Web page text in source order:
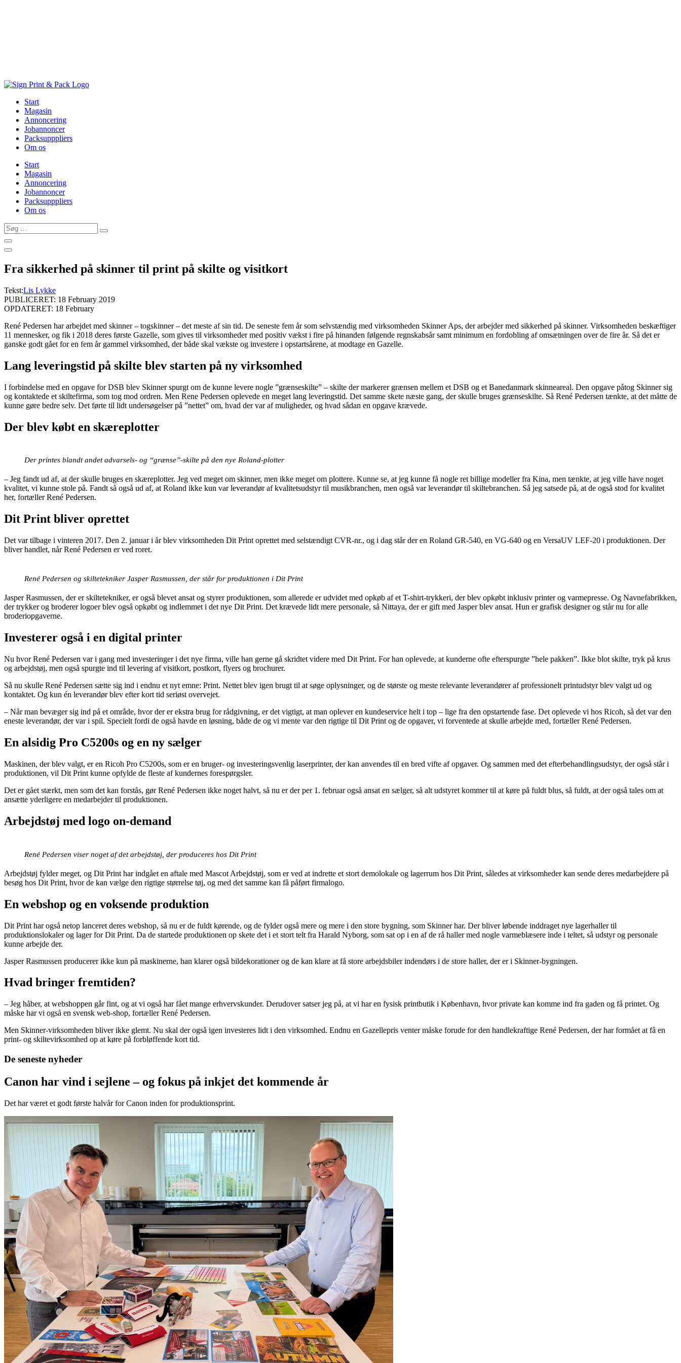
Start
Magasin
Annoncering
Jobannoncer
Packsupppliers
Om os
Start
Magasin
Annoncering
Jobannoncer
Packsupppliers
Om os
Søg
…
Fra sikkerhed på skinner til print på skilte og visitkort
Tekst:Lis Lykke
PUBLICERET: 18 February 2019
OPDATERET: 18 February
René Pedersen har arbejdet med skinner – togskinner – det meste af sin tid. De seneste fem år som selvstændig med virksomheden Skinner Aps, der arbejder med sikkerhed på skinner. Virksomheden beskæftiger
11 mennesker, og fik i 2018 deres første Gazelle, som gives til virksomheder med positiv vækst i fire på hinanden følgende regnskabsår samt minimum en fordobling af omsætningen over de fire år. Så det er
ganske godt gået for en fem år gammel virksomhed, der både skal vækste og investere i opstartsårene, at modtage en Gazelle.
Lang leveringstid på skilte blev starten på ny virksomhed
I forbindelse med en opgave for DSB blev Skinner spurgt om de kunne levere nogle ”grænseskilte” – skilte der markerer grænsen mellem et DSB og et Banedanmark skinneareal. Den opgave påtog Skinner sig
og kontaktede et skiltefirma, som tog mod ordren. Men Rene Pedersen oplevede en meget lang leveringstid. Det samme skete næste gang, der skulle bruges grænseskilte. Så René Pedersen tænkte, at det måtte de
kunne gøre bedre selv. Det førte til lidt undersøgelser på ”nettet” om, hvad der var af muligheder, og hvad sådan en opgave krævede.
Der blev købt en skæreplotter
Der printes blandt andet advarsels- og “grænse”-skilte på den nye Roland-plotter
– Jeg fandt ud af, at der skulle bruges en skæreplotter. Jeg ved meget om skinner, men ikke meget om plottere. Kunne se, at jeg kunne få nogle ret billige modeller fra Kina, men tænkte, at jeg ville have noget
kvalitet, vi kunne stole på. Fandt så også ud af, at Roland ikke kun var leverandør af kvalitetsudstyr til musikbranchen, men også var leverandør til skiltebranchen. Så jeg satsede på, at de også stod for kvalitet
her, fortæller René Pedersen.
Dit Print bliver oprettet
Det var tilbage i vinteren 2017. Den 2. januar i år blev virksomheden Dit Print oprettet med selstændigt CVR-nr., og i dag står der en Roland GR-540, en VG-640 og en VersaUV LEF-20 i produktionen. Der
bliver handlet, når René Pedersen er ved roret.
René Pedersen og skiltetekniker Jasper Rasmussen, der står for produktionen i Dit Print
Jasper Rasmussen, der er skiltetekniker, er også blevet ansat og styrer produktionen, som allerede er udvidet med opkøb af et T-shirt-trykkeri, der blev opkøbt inklusiv printer og varmepresse. Og Navnefabrikken,
der trykker og broderer logoer blev også opkøbt og indlemmet i det nye Dit Print. Det krævede lidt mere personale, så Nittaya, der er gift med Jasper blev ansat. Hun er grafisk designer og står nu for alle
broderiopgaverne.
Investerer også i en digital printer
Nu hvor René Pedersen var i gang med investeringer i det nye firma, ville han gerne gå skridtet videre med Dit Print. For han oplevede, at kunderne ofte efterspurgte ”hele pakken”. Ikke blot skilte, tryk på krus
og arbejdstøj, men også spurgte ind til levering af visitkort, postkort, flyers og brochurer.
Så nu skulle René Pedersen sætte sig ind i endnu et nyt emne: Print. Nettet blev igen brugt til at søge oplysninger, og de største og meste relevante leverandører af professionelt printudstyr blev valgt ud og
kontaktet. Og kun én leverandør blev efter kort tid seriøst overvejet.
– Når man bevæger sig ind på et område, hvor der er ekstra brug for rådgivning, er det vigtigt, at man oplever en kundeservice helt i top – lige fra den opstartende fase. Det oplevede vi hos Ricoh, så det var den
eneste leverandør, der var i spil. Specielt fordi de også havde en løsning, både de og vi mente var den rigtige til Dit Print og de opgaver, vi forventede at skulle arbejde med, fortæller René Pedersen.
En alsidig Pro C5200s og en ny sælger
Maskinen, der blev valgt, er en Ricoh Pro C5200s, som er en bruger- og investeringsvenlig laserprinter, der kan anvendes til en bred vifte af opgaver. Og sammen med det efterbehandlingsudstyr, der også står i
produktionen, vil Dit Print kunne opfylde de fleste af kundernes forespørgsler.
Det er gået stærkt, men som det kan forstås, gør René Pedersen ikke noget halvt, så nu er der per 1. februar også ansat en sælger, så alt udstyret kommer til at køre på fuldt blus, så fuldt, at der også tales om at
ansætte yderligere en medarbejder til produktionen.
Arbejdstøj med logo on-demand
René Pedersen viser noget af det arbejdstøj, der produceres hos Dit Print
Arbejdstøj fylder meget, og Dit Print har indgået en aftale med Mascot Arbejdstøj, som er ved at indrette et stort demolokale og lagerrum hos Dit Print, således at virksomheder kan sende deres medarbejdere på
besøg hos Dit Print, hvor de kan vælge den rigtige størrelse tøj, og med det samme kan få påført firmalogo.
En webshop og en voksende produktion
Dit Print har også netop lanceret deres webshop, så nu er de fuldt kørende, og de fylder også mere og mere i den store bygning, som Skinner har. Der bliver løbende inddraget nye lagerhaller til
produktionslokaler og lager for Dit Print. Da de startede produktionen op skete det i et stort telt fra Harald Nyborg, som sat op i en af de rå haller med nogle varmeblæsere inde i teltet, så udstyr og personale
kunne arbejde der.
Jasper Rasmussen producerer ikke kun på maskinerne, han klarer også bildekorationer og de kan klare at få store arbejdsbiler indendørs i de store haller, der er i Skinner-bygningen.
Hvad bringer fremtiden?
– Jeg håber, at webshoppen går fint, og at vi også har fået mange erhvervskunder. Derudover satser jeg på, at vi har en fysisk printbutik i København, hvor private kan komme ind fra gaden og få printet. Og
måske har vi også en svensk web-shop, fortæller René Pedersen.
Men Skinner-virksomheden bliver ikke glemt. Nu skal der også igen investeres lidt i den virksomhed. Endnu en Gazellepris venter måske forude for den handlekraftige René Pedersen, der har formået at få en
print- og skiltevirksomhed op at køre på forbløffende kort tid.
De seneste nyheder
Canon har vind i sejlene – og fokus på inkjet det kommende år
Det har været et godt første halvår for Canon inden for produktionsprint.